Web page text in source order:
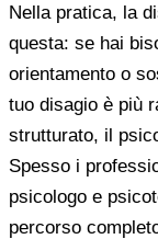
Nella pratica, la
questa: se hai
orientamento o
tuo disagio è più
strutturato, il
Spesso i
psicologo e
percorso